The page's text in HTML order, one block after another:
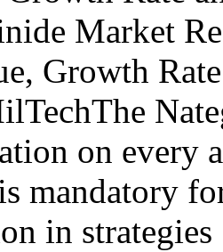
Market
Growth
on every
mandatory
in strategies